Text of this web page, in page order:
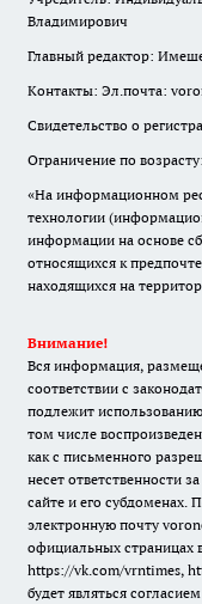
Владимирович
Главный редактор:
Контакты: Эл.почта:
Свидетельство о
Ограничение по
«На информационном
технологии
информации на основе
относящихся к
находящихся на
Внимание!
Вся информация,
соответствии с
подлежит
том числе
как с письменного
несет ответственности
сайте и его субдоменах.
электронную почту
официальных страницах
https://vk.com/vrntimes,
будет являться